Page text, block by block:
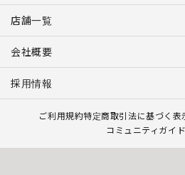
店舗一覧
会社概要
採用情報
ご利用規約特定商取引法に基づく表
コミュニティガイ